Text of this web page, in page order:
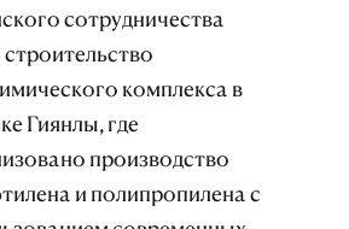
сотрудничества
комплекса в
Гиянлы, где
производство
и полипропилена с